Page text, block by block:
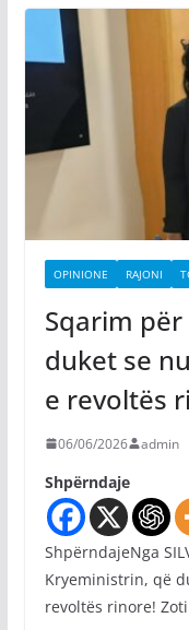
OPINIONE RAJONI
Sqarim
duket se
e revoltës
06/06/2026 admin
Shpërndaje
ShpërndajeNga
Kryeministrin, që
revoltës rinore!